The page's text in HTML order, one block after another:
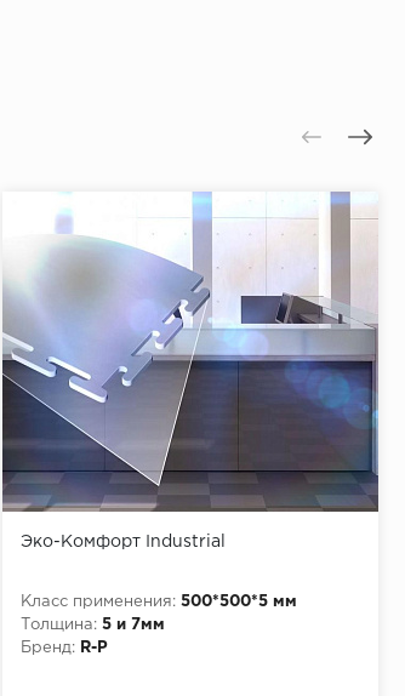
Эко-Комфорт Industrial
Класс применения: 500*500*5 мм
Толщина: 5 и 7мм
Бренд:
R-P